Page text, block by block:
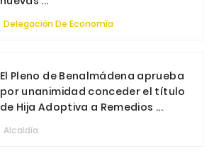
Delegación De Economía
El Pleno de Benalmádena aprueba
por unanimidad conceder el título
de Hija Adoptiva a Remedios ...
Alcaldía